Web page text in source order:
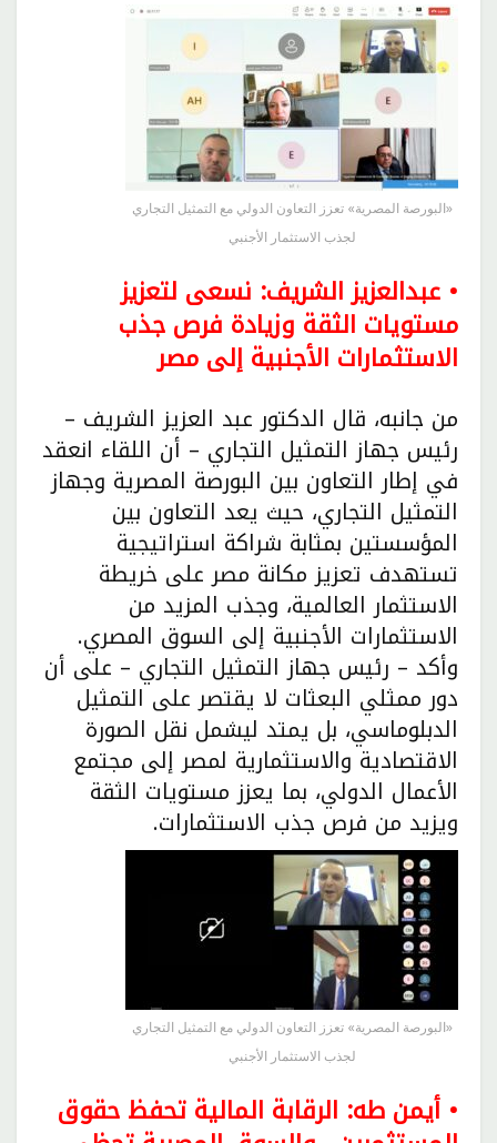
«البورصة المصرية» تعزز التعاون الدولي مع التمثيل التجاري
لجذب الاستثمار الأجنبي
• عبدالعزيز الشريف: نسعى لتعزيز
مستويات الثقة وزيادة فرص جذب
الاستثمارات الأجنبية إلى مصر
من جانبه، قال الدكتور عبد العزيز الشريف –
رئيس جهاز التمثيل التجاري – أن اللقاء انعقد
في إطار التعاون بين البورصة المصرية وجهاز
التمثيل التجاري، حيث يعد التعاون بين
المؤسستين بمثابة شراكة استراتيجية
تستهدف تعزيز مكانة مصر على خريطة
الاستثمار العالمية، وجذب المزيد من
الاستثمارات الأجنبية إلى السوق المصري.
وأكد – رئيس جهاز التمثيل التجاري – على أن
دور ممثلي البعثات لا يقتصر على التمثيل
الدبلوماسي، بل يمتد ليشمل نقل الصورة
الاقتصادية والاستثمارية لمصر إلى مجتمع
الأعمال الدولي، بما يعزز مستويات الثقة
ويزيد من فرص جذب الاستثمارات.
«البورصة المصرية» تعزز التعاون الدولي مع التمثيل التجاري
لجذب الاستثمار الأجنبي
• أيمن طه: الرقابة المالية تحفظ حقوق